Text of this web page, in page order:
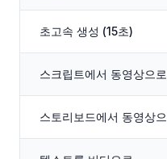
초고속 생성 (15초)
스크립트에서 동영상으로
스토리보드에서 동영상